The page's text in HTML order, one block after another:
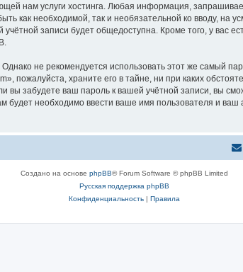
нам услуги хостинга. Любая информация,
как необходимой, так и необязательной ко вводу,
записи будет общедоступна. Кроме того, у вас
не рекомендуется использовать этот же самый
пожалуйста, храните его в тайне, ни при каких
вы забудете ваш пароль к вашей учётной записи, вы
необходимо ввести ваше имя пользователя и ваш
Создано на основе phpBB® Forum Software © phpBB Limited
Русская поддержка phpBB
Конфиденциальность| Правила